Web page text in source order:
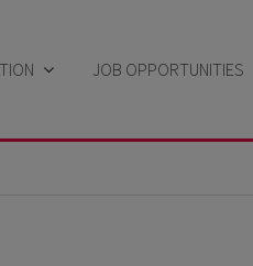
JOB OPPORTUNITIES